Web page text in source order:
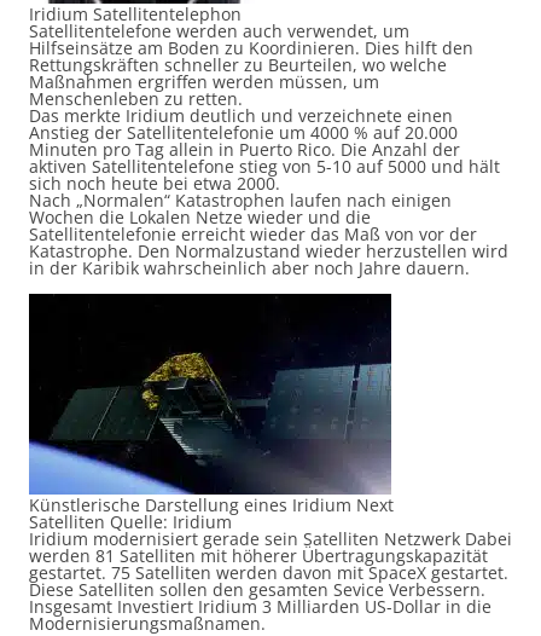
Iridium Satellitentelephon
Satellitentelefone werden auch verwendet, um
Hilfseinsätze am Boden zu Koordinieren. Dies hilft den
Rettungskräften schneller zu Beurteilen, wo welche
Maßnahmen ergriffen werden müssen, um
Menschenleben zu retten.
Das merkte Iridium deutlich und verzeichnete einen
Anstieg der Satellitentelefonie um 4000 % auf 20.000
Minuten pro Tag allein in Puerto Rico. Die Anzahl der
aktiven Satellitentelefone stieg von 5-10 auf 5000 und hält
sich noch heute bei etwa 2000.
Nach „Normalen“ Katastrophen laufen nach einigen
Wochen die Lokalen Netze wieder und die
Satellitentelefonie erreicht wieder das Maß von vor der
Katastrophe. Den Normalzustand wieder herzustellen wird
in der Karibik wahrscheinlich aber noch Jahre dauern.
Künstlerische Darstellung eines Iridium Next
Satelliten Quelle: Iridium
Iridium modernisiert gerade sein Satelliten Netzwerk Dabei
werden 81 Satelliten mit höherer Übertragungskapazität
gestartet. 75 Satelliten werden davon mit SpaceX gestartet.
Diese Satelliten sollen den gesamten Sevice Verbessern.
Insgesamt Investiert Iridium 3 Milliarden US-Dollar in die
Modernisierungsmaßnamen.